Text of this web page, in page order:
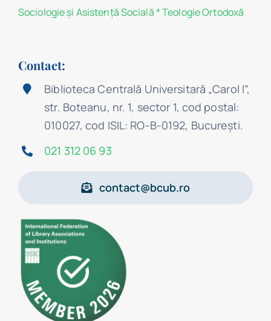
Sociologie şi Asistenţă Socială*Teologie Ortodoxă
Contact:
Biblioteca Centrală Universitară „Carol I”,
str. Boteanu, nr. 1, sector 1, cod postal:
010027, cod ISIL: RO-B-0192, Bucureşti.
021 312 06 93
contact@bcub.ro